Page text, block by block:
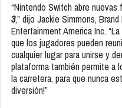
“Nintendo Switch abre
3,” dijo Jackie Simmons,
Entertainment America Inc.
que los jugadores pueden
cualquier lugar para unirse y
plataforma también permite a
la carretera, para que nunca
diversión!”